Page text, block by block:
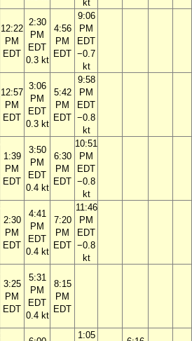
kt
12:22
PM
EDT
2:30
PM
EDT
0.3 kt
4:56
PM
EDT
9:06
PM
EDT
−0.7
kt
12:57
PM
EDT
3:06
PM
EDT
0.3 kt
5:42
PM
EDT
9:58
PM
EDT
−0.8
kt
1:39
PM
EDT
3:50
PM
EDT
0.4 kt
6:30
PM
EDT
10:51
PM
EDT
−0.8
kt
2:30
PM
EDT
4:41
PM
EDT
0.4 kt
7:20
PM
EDT
11:46
PM
EDT
−0.8
kt
3:25
PM
EDT
5:31
PM
EDT
0.4 kt
8:15
PM
EDT
1:05